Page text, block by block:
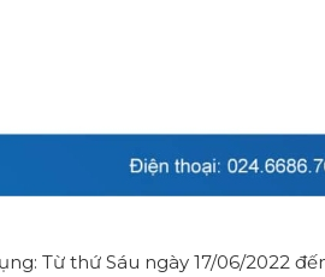
Từ thứ Sáu ngày 17/06/2022